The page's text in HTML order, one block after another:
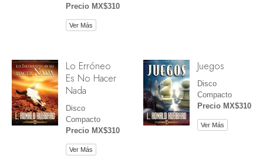
Precio MX$310
Ver Más
Lo Erróneo
Es No Hacer
Nada
Disco
Compacto
Precio MX$310
Ver Más
Juegos
Disco
Compacto
Precio MX$310
Ver Más